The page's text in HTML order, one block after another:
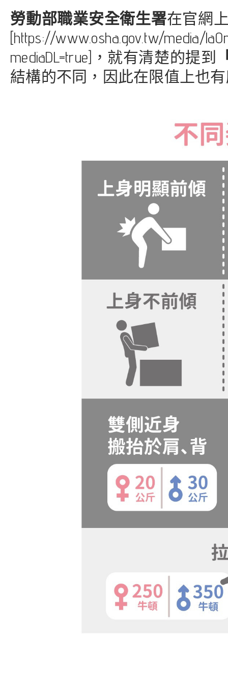
勞動部職業安全衛生署在官網
[https://www.osha.gov.tw/
mediaDL=true]，就有清楚的提到
結構的不同，因此在限值上也